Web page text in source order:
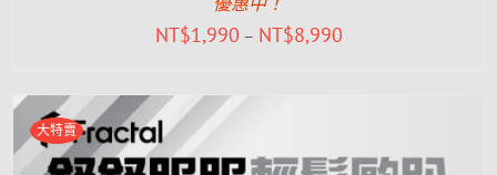
優惠中！
NT$1,990 – NT$8,990
大特賣